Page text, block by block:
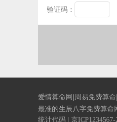
验证码：
爱情算命网|周易免费算
最准的生辰八字免费算命
统计代码 京